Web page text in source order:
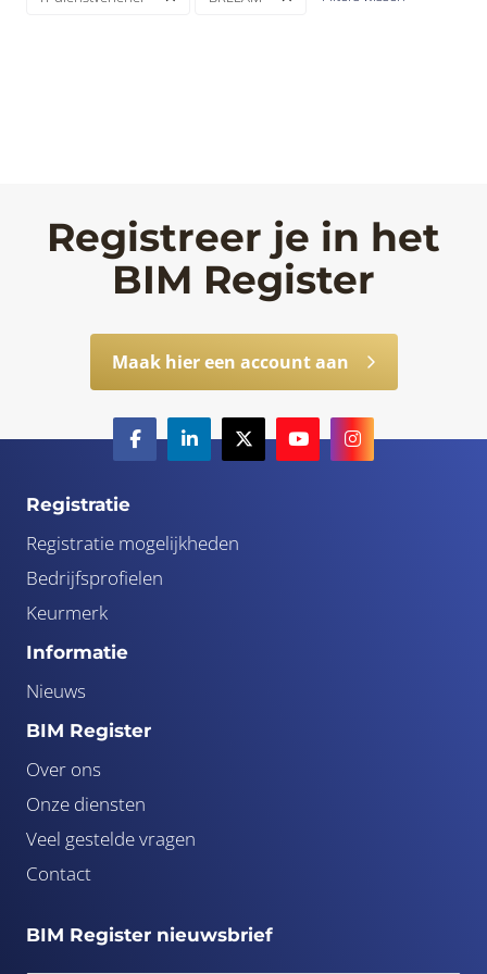
Registreer je in het
BIM Register
Maak hier een account aan
Registratie
Registratie mogelijkheden
Bedrijfsprofielen
Keurmerk
Informatie
Nieuws
BIM Register
Over ons
Onze diensten
Veel gestelde vragen
Contact
BIM Register nieuwsbrief